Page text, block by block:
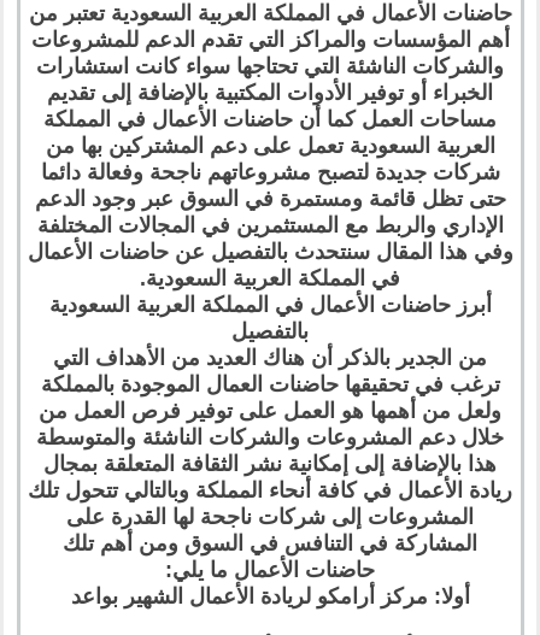
حاضنات الأعمال في المملكة العربية السعودية تعتبر من
أهم المؤسسات والمراكز التي تقدم الدعم للمشروعات
والشركات الناشئة التي تحتاجها سواء كانت استشارات
الخبراء أو توفير الأدوات المكتبية بالإضافة إلى تقديم
مساحات العمل كما أن حاضنات الأعمال في المملكة
العربية السعودية تعمل على دعم المشتركين بها من
شركات جديدة لتصبح مشروعاتهم ناجحة وفعالة دائما
حتى تظل قائمة ومستمرة في السوق عبر وجود الدعم
الإداري والربط مع المستثمرين في المجالات المختلفة
وفي هذا المقال سنتحدث بالتفصيل عن حاضنات الأعمال
في المملكة العربية السعودية.
أبرز حاضنات الأعمال في المملكة العربية السعودية
بالتفصيل
من الجدير بالذكر أن هناك العديد من الأهداف التي
ترغب في تحقيقها حاضنات العمال الموجودة بالمملكة
ولعل من أهمها هو العمل على توفير فرص العمل من
خلال دعم المشروعات والشركات الناشئة والمتوسطة
هذا بالإضافة إلى إمكانية نشر الثقافة المتعلقة بمجال
ريادة الأعمال في كافة أنحاء المملكة وبالتالي تتحول تلك
المشروعات إلى شركات ناجحة لها القدرة على
المشاركة في التنافس في السوق ومن أهم تلك
حاضنات الأعمال ما يلي:
أولا: مركز أرامكو لريادة الأعمال الشهير بواعد